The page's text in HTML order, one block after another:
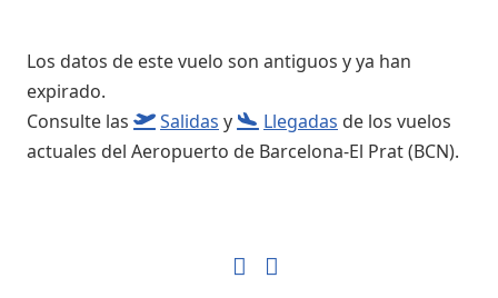
Los datos de este vuelo son antiguos y ya han
expirado.
Consulte las
Salidas y Llegadas de los vuelos
actuales del Aeropuerto de Barcelona-El Prat (BCN).